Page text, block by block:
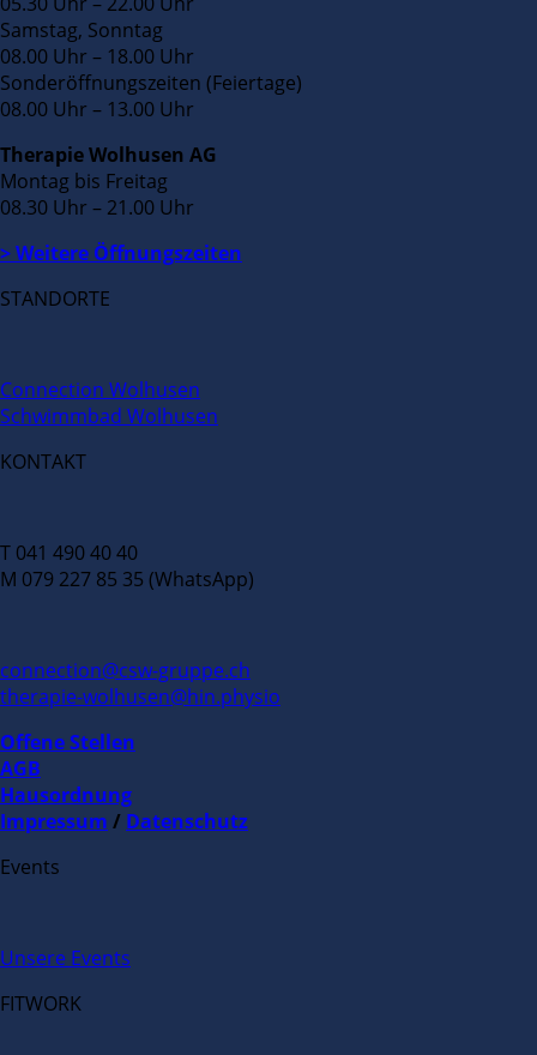
Samstag, Sonntag
08.00 Uhr – 18.00 Uhr
Sonderöffnungszeiten (Feiertage)
08.00 Uhr – 13.00 Uhr
Therapie Wolhusen AG
Montag bis Freitag
08.30 Uhr – 21.00 Uhr
> Weitere Öffnungszeiten
STANDORTE
Connection Wolhusen
Schwimmbad Wolhusen
KONTAKT
T 041 490 40 40
M 079 227 85 35 (WhatsApp)
connection@csw-gruppe.ch
therapie-wolhusen@hin.physio
Offene Stellen
AGB
Hausordnung
Impressum / Datenschutz
Events
Unsere Events
FITWORK